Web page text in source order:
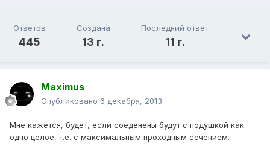
Ответов
445
Создана
13 г.
Последний ответ
11 г.
Maximus
Опубликовано 6 декабря, 2013
Мне кажется, будет, если соеденены будут с подушкой как
одно целое, т.е. с максимальным проходным сечением.